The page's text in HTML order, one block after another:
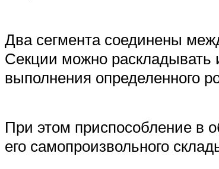
Два сегмента соединены
Секции можно раскладывать
выполнения определенного
При этом приспособление в
его самопроизвольного